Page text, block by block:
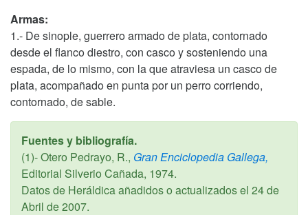
Armas:
1.- De sinople, guerrero armado de plata, contornado
desde el flanco diestro, con casco y sosteniendo una
espada, de lo mismo, con la que atraviesa un casco de
plata, acompañado en punta por un perro corriendo,
contornado, de sable.
Fuentes y bibliografía.
(1)- Otero Pedrayo, R., Gran Enciclopedia Gallega,
Editorial Silverio Cañada, 1974.
Datos de Heráldica añadidos o actualizados el 24 de
Abril de 2007.